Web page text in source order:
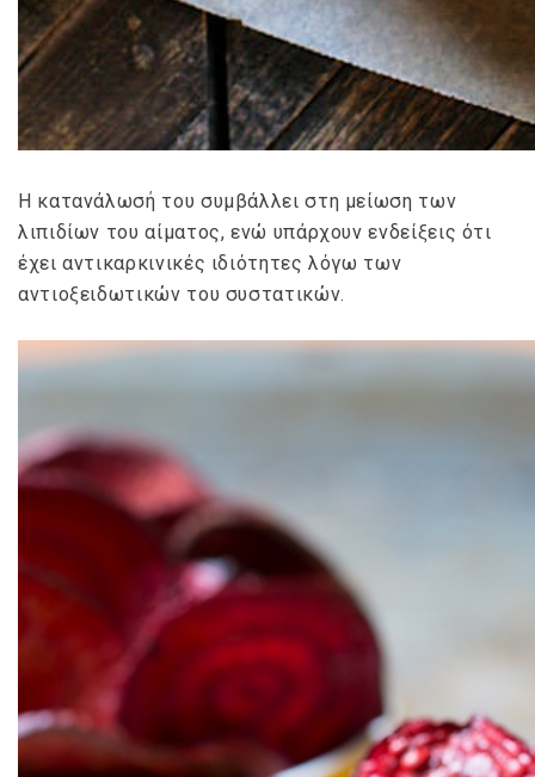
Η κατανάλωσή του συμβάλλει στη μείωση των
λιπιδίων του αίματος, ενώ υπάρχουν ενδείξεις ότι
έχει αντικαρκινικές ιδιότητες λόγω των
αντιοξειδωτικών του συστατικών.